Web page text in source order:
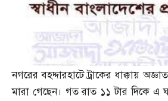
নগরের বহদ্দারহাটে ট্রাকের ধাক্কায়
মারা গেছেন। গত রাত ১১ টার দিকে এ